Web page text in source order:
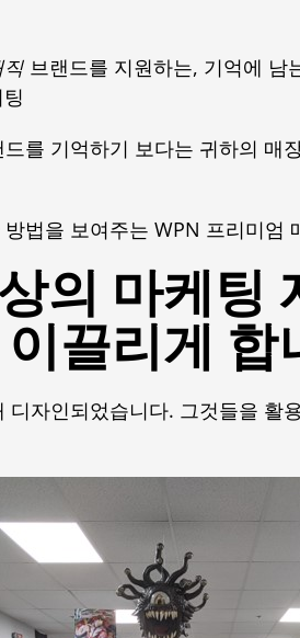
직브랜드를 지원하는, 기억에 남
를 기억하기 보다는 귀하의 매
법을 보여주는 WPN 프리미엄
의 마케팅
끌리게 합
디자인되었습니다. 그것들을 활